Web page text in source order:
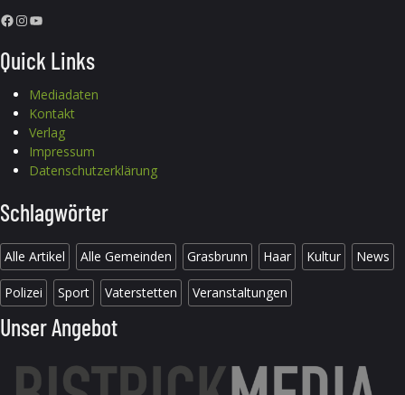
Facebook InstagramYouTube
Quick Links
Mediadaten
Kontakt
Verlag
Impressum
Datenschutzerklärung
Schlagwörter
Alle Artikel Alle Gemeinden Grasbrunn Haar Kultur News
Polizei Sport Vaterstetten Veranstaltungen
Unser Angebot